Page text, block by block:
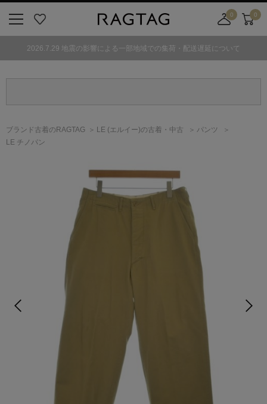
気
0
舗
カ
ト
0
2026.7.29 地震の影響による一部地域での集荷・配送遅延について
ブランド古着のRAGTAG LE (エルイー)の古着・中古
パンツ
LE チノパン